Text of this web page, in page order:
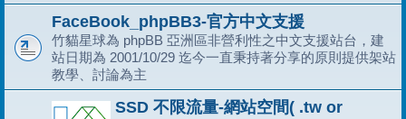
FaceBook_phpBB3-官方中文支援
竹貓星球為 phpBB 亞洲區非營利性之中文支援站台，建
站日期為 2001/10/29 迄今一直秉持著分享的原則提供架站
教學、討論為主
SSD 不限流量-網站空間( .tw or